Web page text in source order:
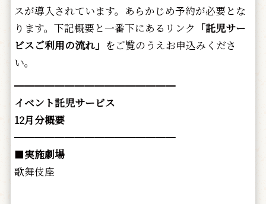
スが導入されています。あらかじめ予約が必要とな
ります。下記概要と一番下にあるリンク 「託児サー
ビスご利用の流れ」 をご覧のうえお申込みくださ
い。
━━━━━━━━━━━━━━━━
イベント託児サービス
12月分概要
━━━━━━━━━━━━━━━━
■実施劇場
歌舞伎座